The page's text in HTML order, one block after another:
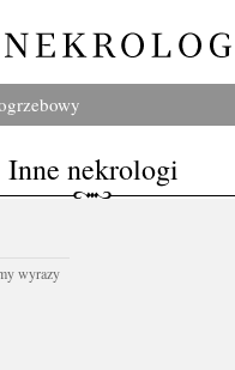
Inne nekrologi
wyrazy